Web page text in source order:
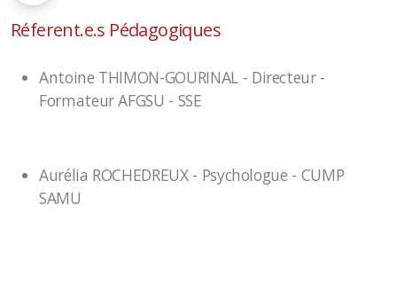
Réferent.e.s Pédagogiques
Antoine THIMON-GOURINAL - Directeur -
Formateur AFGSU - SSE
Aurélia ROCHEDREUX - Psychologue - CUMP
SAMU